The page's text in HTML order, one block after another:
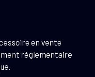
en vente
réglementaire